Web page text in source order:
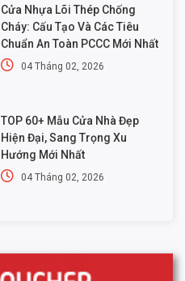
Cửa Nhựa Lõi Thép Chống
Cháy: Cấu Tạo Và Các Tiêu
Chuẩn An Toàn PCCC Mới Nhất
04 Tháng 02, 2026
TOP 60+ Mẫu Cửa Nhà Đẹp
Hiện Đại, Sang Trọng Xu
Hướng Mới Nhất
04 Tháng 02, 2026